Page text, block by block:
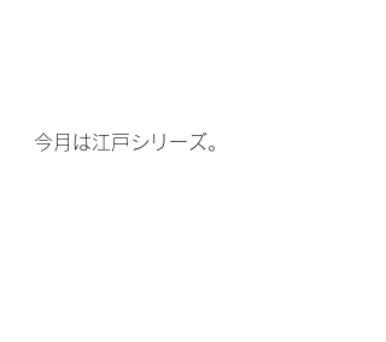
今月は江戸シリーズ。